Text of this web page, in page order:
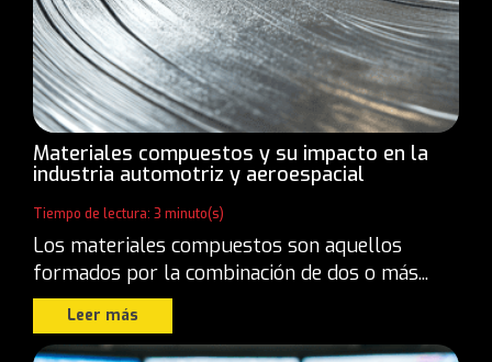
Materiales compuestos y su impacto en la
industria automotriz y aeroespacial
Tiempo de lectura: 3 minuto(s)
Los materiales compuestos son aquellos
formados por la combinación de dos o más...
Leer más